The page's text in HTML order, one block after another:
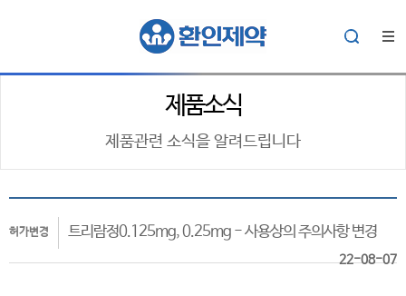
제품소식
제품관련 소식을 알려드립니다
허가변경 트리람정0.125mg, 0.25mg - 사용상의 주의사항 변경
22-08-07